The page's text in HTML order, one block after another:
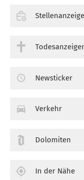
Newsticker
Verkehr
Dolomiten
In der Nähe